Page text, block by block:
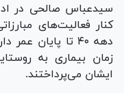
سیدعباس صالحی در
کنار فعالیت‌های
دهه ۴۰ تا پایان
زمان بیماری به
ایشان می‌پرداختند.